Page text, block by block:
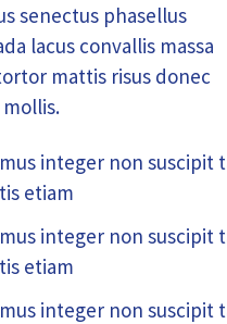
senectus phasellus
lacus convallis massa
mattis risus donec
integer non suscipit
etiam
integer non suscipit
etiam
integer non suscipit